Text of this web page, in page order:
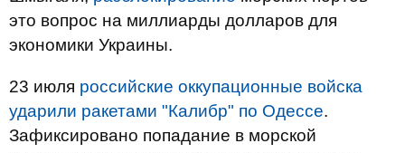
это вопрос на миллиарды долларов для
экономики Украины.
23 июля российские оккупационные войска
ударили ракетами "Калибр" по Одессе.
Зафиксировано попадание в морской